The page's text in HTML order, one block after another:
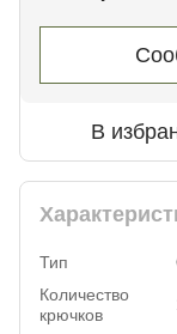
В
Тип
Количество
крючков